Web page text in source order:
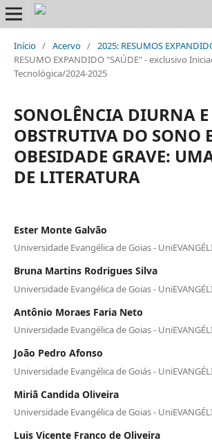
Início / Acervo / 2025: RESUMOS
RESUMO EXPANDIDO "SAÚDE" - exclusivo
Tecnológica/2024-2025
SONOLÊNCIA DIURNA
OBSTRUTIVA DO SONO
OBESIDADE GRAVE:
DE LITERATURA
Ester Monte Galvão
Universidade Evangélica de Goias -
Bruna Martins Rodrigues Silva
Universidade Evangélica de Goias -
Antônio Moraes Faria Neto
Universidade Evangélica de Goias -
João Pedro Afonso
Universidade Evangélica de Goiás -
Miriã Candida Oliveira
Universidade Evangélica de Goias -
Luis Vicente Franco de Oliveira